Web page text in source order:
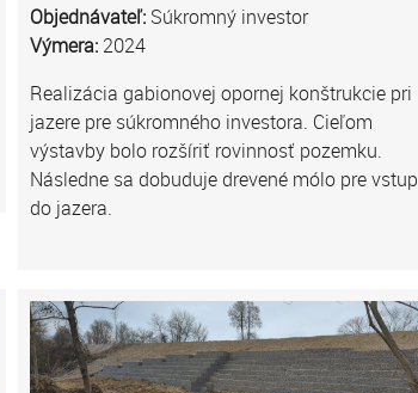
Objednávateľ: Súkromný investor
Výmera: 2024
Realizácia gabionovej opornej konštrukcie pri
jazere pre súkromného investora. Cieľom
výstavby bolo rozšíriť rovinnosť pozemku.
Následne sa dobuduje drevené mólo pre vstup
do jazera.